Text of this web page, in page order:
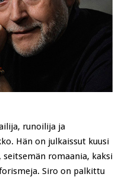
runoilija ja
Hän on julkaissut kuusi
seitsemän romaania, kaksi
Siro on palkittu